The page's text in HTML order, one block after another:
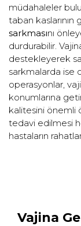
müdahaleler
taban
sarkmasını
durdurabilir.
destekleyerek
sarkmalarda ise
operasyonlar,
konumlarına
kalitesini önemli
tedavi edilmesi
hastaların
Vajina